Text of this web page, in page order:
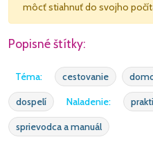
môcť stiahnuť do svojho
Popisné štítky:
Téma: cestovanie
dospelí
Naladenie:
sprievodca a manuál